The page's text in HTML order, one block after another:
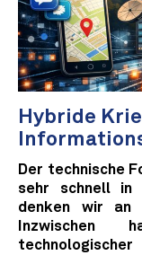
Hybride
Der technische
sehr schnell in
denken wir an
Inzwischen